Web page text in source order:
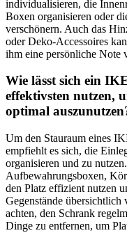
individualisieren, die
Boxen organisieren oder
verschönern. Auch das
oder Deko-Accessoires
ihm eine persönliche Note
Wie lässt sich ein
effektivsten nutzen,
optimal
Um den Stauraum eines
empfiehlt es sich, die
organisieren und zu
Aufbewahrungsboxen,
den Platz effizient nutzen
Gegenstände übersichtlich
achten, den Schrank
Dinge zu entfernen, um